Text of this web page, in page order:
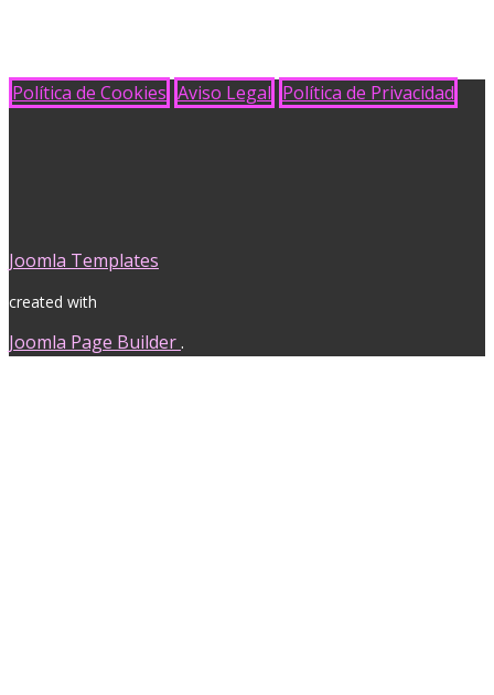
Política de Cookies Aviso Legal Política de Privacidad
Joomla Templates
created with
Joomla Page Builder.